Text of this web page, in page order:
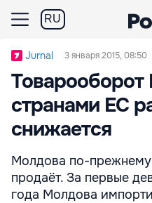
RU
Jurnal 3 января 2015, 08:50
странами ЕС
снижается
Молдова по-прежнему
продаёт. За первые
года Молдова